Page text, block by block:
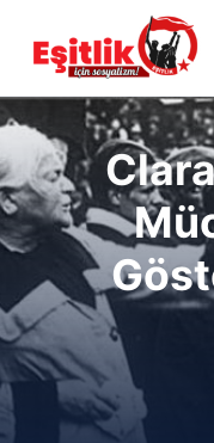
Skip to main content